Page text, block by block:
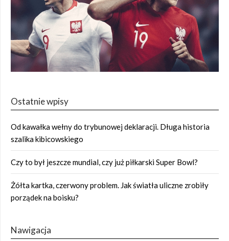
Ostatnie wpisy
Od kawałka wełny do trybunowej deklaracji. Długa historia
szalika kibicowskiego
Czy to był jeszcze mundial, czy już piłkarski Super Bowl?
Żółta kartka, czerwony problem. Jak światła uliczne zrobiły
porządek na boisku?
Nawigacja